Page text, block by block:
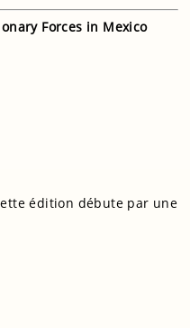
Forces in Mexico
édition débute par une